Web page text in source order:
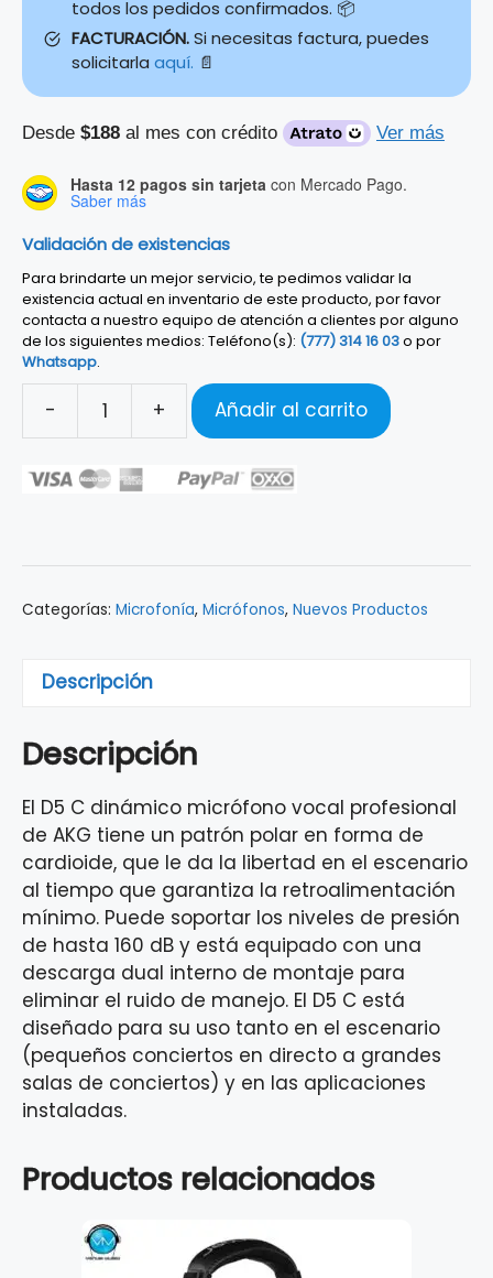
todos los pedidos confirmados. 📦
FACTURACIÓN.Si necesitas factura, puedes
solicitarla aquí. 📄
Desde $188 al mes con crédito Ver más
Hasta 12 pagos sin tarjeta con Mercado Pago.
Saber más
Validación de existencias
Para brindarte un mejor servicio, te pedimos validar la
existencia actual en inventario de este producto, por favor
contacta a nuestro equipo de atención a clientes por alguno
de los siguientes medios: Teléfono(s): (777) 314 16 03o por
Whatsapp.
-
MICRÓFONO
VOCAL
D5C
cantidad
+ Añadir al carrito
Categorías: Microfonía, Micrófonos, Nuevos Productos
Descripción
Descripción
El D5 C dinámico micrófono vocal profesional
de AKG tiene un patrón polar en forma de
cardioide, que le da la libertad en el escenario
al tiempo que garantiza la retroalimentación
mínimo. Puede soportar los niveles de presión
de hasta 160 dB y está equipado con una
descarga dual interno de montaje para
eliminar el ruido de manejo. El D5 C está
diseñado para su uso tanto en el escenario
(pequeños conciertos en directo a grandes
salas de conciertos) y en las aplicaciones
instaladas.
Productos relacionados